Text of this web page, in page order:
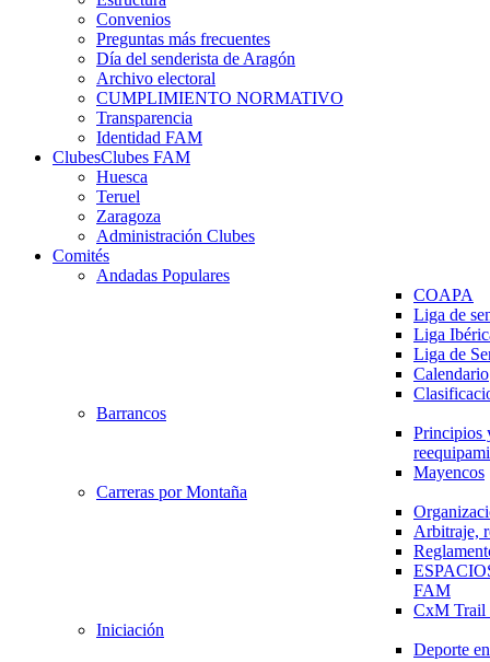
Convenios
Preguntas más frecuentes
Día del senderista de Aragón
Archivo electoral
CUMPLIMIENTO NORMATIVO
Transparencia
Identidad FAM
ClubesClubes FAM
Huesca
Teruel
Zaragoza
Administración Clubes
Comités
Andadas Populares
COAPA
Liga de
Liga
Liga de
Calendario
Barrancos
Principios
Mayencos
Carreras por Montaña
Arbitraje,
FAM
CxM
Iniciación
Deporte